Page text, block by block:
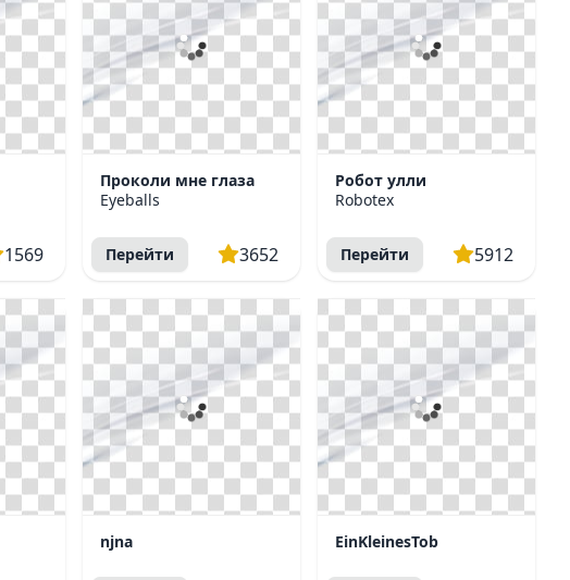
1569
Проколи мне глаза
Eyeballs
Перейти 3652
Робот улли
Robotex
Перейти 5912
njna EinKleinesTob